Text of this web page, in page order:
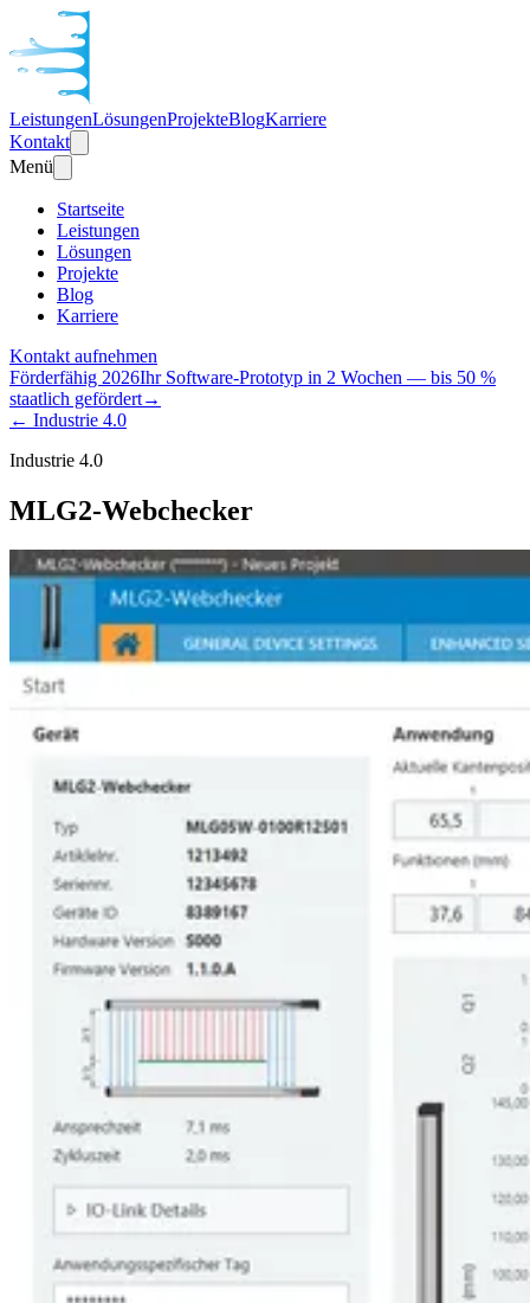
LeistungenLösungenProjekteBlogKarriere
Kontakt
Menü
Startseite
Leistungen
Lösungen
Projekte
Blog
Karriere
Kontakt aufnehmen
Förderfähig 2026Ihr Software-Prototyp in 2 Wochen — bis 50 %
staatlich gefördert→
← Industrie 4.0
Industrie 4.0
MLG2-Webchecker